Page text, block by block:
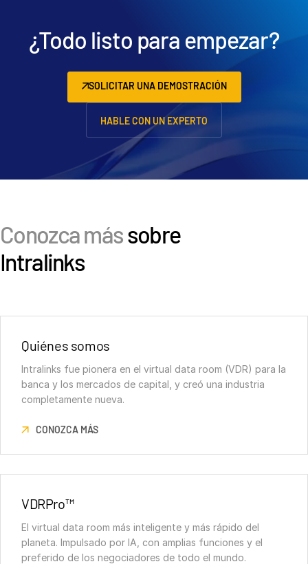
¿Todo listo para empezar?
HABLE CON UN EXPERTO
SOLICITAR UNA DEMOSTRACIÓN
Conozca mássobre
Intralinks
Quiénes somos
Intralinks fue pionera en el virtual data room (VDR) para la
banca y los mercados de capital, y creó una industria
completamente nueva.
CONOZCA MÁS
VDRPro™
El virtual data room más inteligente y más rápido del
planeta. Impulsado por IA, con amplias funciones y el
preferido de los negociadores de todo el mundo.